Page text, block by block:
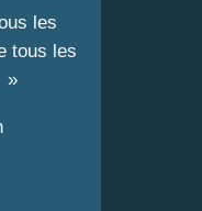
les
tous les
»